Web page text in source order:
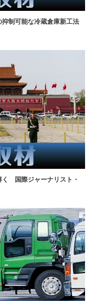
抑制可能な冷蔵倉庫新工法
く 国際ジャーナリスト・